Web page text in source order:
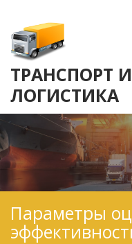
content
ТРАНСПОРТ И
ЛОГИСТИКА
Параметры